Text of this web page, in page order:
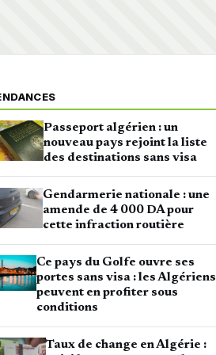
Passeport algérien : un
nouveau pays rejoint la liste
des destinations sans visa
Gendarmerie nationale : une
amende de 4 000 DA pour
cette infraction routière
Ce pays du Golfe ouvre ses
portes sans visa : les Algériens
peuvent en profiter sous
conditions
Taux de change en Algérie :